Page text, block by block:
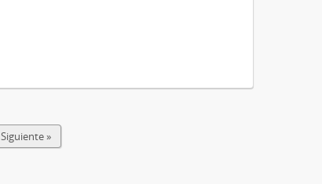
Siguiente »